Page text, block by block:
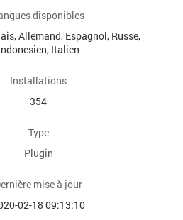
disponibles
Allemand, Espagnol, Russe,
Italien
Installations
354
Type
Plugin
mise à jour
02-18 09:13:10